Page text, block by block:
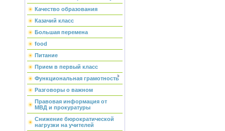
Качество образования
Казачий класс
Большая перемена
food
Питание
Прием в первый класс
Функциональная грамотность
Разговоры о важном
Правовая информация от
МВД и прокуратуры
Снижение бюрократической
нагрузки на учителей